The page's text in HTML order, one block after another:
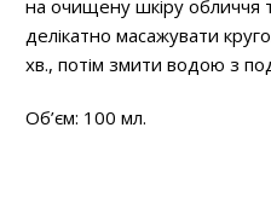
на очищену шкіру обличчя
делікатно масажувати
хв., потім змити водою з
Об’єм: 100 мл.